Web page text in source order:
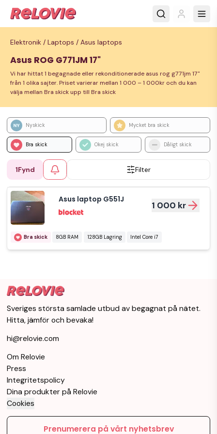
Elektronik / Laptops / Asus laptops
Asus ROG G771JM 17"
Vi har hittat 1 begagnade eller rekonditionerade asus rog g771jm 17"
från 1 olika sajter. Priset varierar mellan 1 000 – 1 000kr och du kan
välja mellan Bra skick upp till Bra skick
Nyskick Mycket bra skick
Bra skick Okej skick Dåligt skick
1Fynd Filter
Asus laptop G551J
1 000 kr
Bra skick 8GB RAM 128GB Lagring Intel Core i7
Sveriges största samlade utbud av begagnat på nätet.
Hitta, jämför och bevaka!
hi@relovie.com
Om Relovie
Press
Integritetspolicy
Dina produkter på Relovie
Cookies
Prenumerera på vårt nyhetsbrev